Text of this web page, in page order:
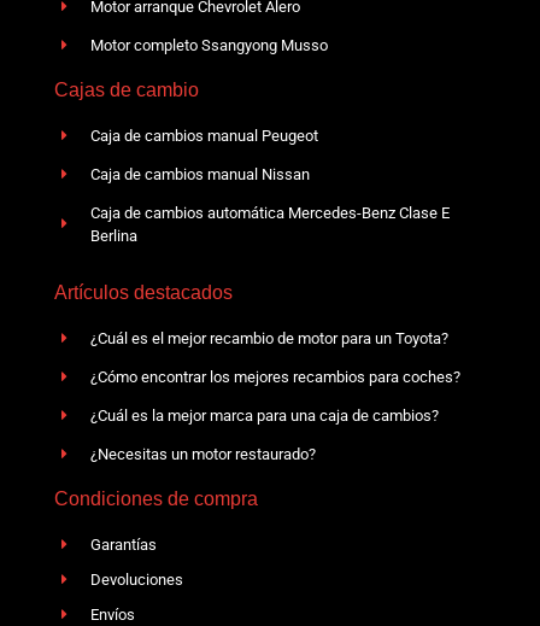
Motor arranque Chevrolet Alero
Motor completo Ssangyong Musso
Cajas de cambio
Caja de cambios manual Peugeot
Caja de cambios manual Nissan
Caja de cambios automática Mercedes-Benz Clase E
Berlina
Artículos destacados
¿Cuál es el mejor recambio de motor para un Toyota?
¿Cómo encontrar los mejores recambios para coches?
¿Cuál es la mejor marca para una caja de cambios?
¿Necesitas un motor restaurado?
Condiciones de compra
Garantías
Devoluciones
Envíos